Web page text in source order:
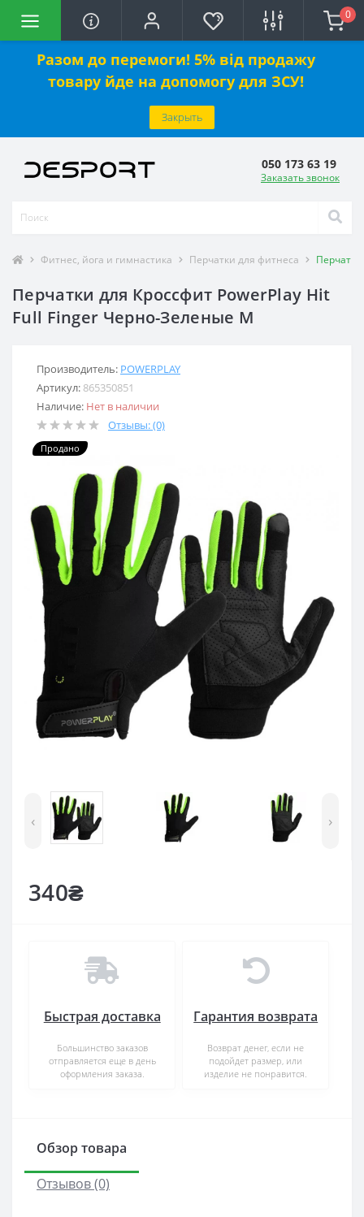
Разом до перемоги! 5% від продажу
товару йде на допомогу для ЗСУ!
Закрыть
0
050 173 63 19
Заказать звонок
Фитнес, йога и гимнастика Перчатки для фитнеса
Перчатки для Кроссфит PowerPlay Hit
Full Finger Черно-Зеленые M
Производитель: POWERPLAY
Артикул: 865350851
Наличие: Нет в наличии
Отзывы: (0)
Продано
‹ ›
340₴
Быстрая доставка
Большинство заказов
отправляется еще в день
оформления заказа.
Гарантия возврата
Возврат денег, если не
подойдет размер, или
изделие не понравится.
Обзор товара
Отзывов (0)